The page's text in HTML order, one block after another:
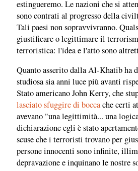
estingueremo. Le nazioni che si
sono contrati al progresso della
Tali paesi non sopravvivranno.
giustificare o legittimare il
terroristica: l'idea e l'atto sono
Quanto asserito dalla Al-Khatib ha
studiosa sia anni luce più avanti
Stato americano John Kerry, che
lasciato sfuggire di boccache certi
avevano "una legittimità... una
dichiarazione egli è stato
scuse che i terroristi trovano per
persone innocenti sono infinite,
depravazione e inquinano le nostre